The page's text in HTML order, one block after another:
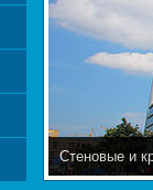
Стеновые и